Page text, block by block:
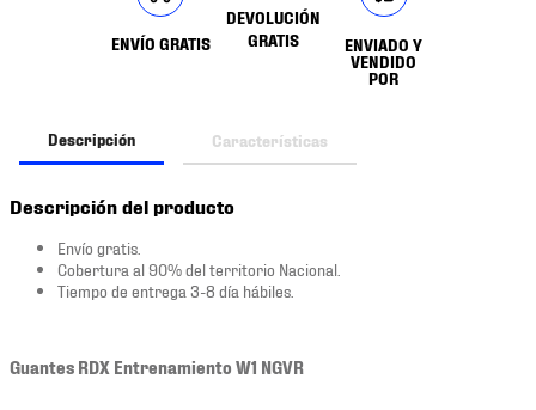
ENVÍO GRATIS
DEVOLUCIÓN
GRATIS
ENVIADO Y
VENDIDO
POR
Descripción Características
Descripción del producto
Envío gratis.
Cobertura al 90% del territorio Nacional.
Tiempo de entrega 3-8 día hábiles.
Guantes RDX Entrenamiento W1 NGVR